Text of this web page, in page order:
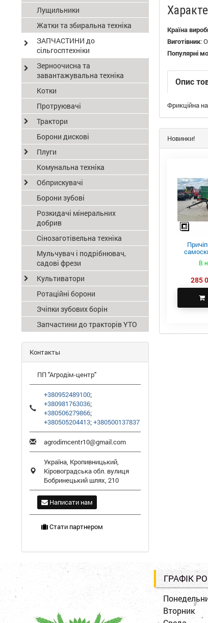
Країна
Виготівник:
Популярні
Опис
Фрикційна
Новинки!
В
285
Лущильники
Жатки та збиральна техніка
ЗАПЧАСТИНИ до
сільгосптехніки
Зерноочисна та
завантажувальна техніка
Котки
Протруювачі
Трактори
Борони дискові
Плуги
Комунальна техніка
Обприскувачі
Борони зубові
Розкидачі мінеральних
добрив
Сінозаготівельна техніка
Мульчувач і подрібнювач,
садові фрези
Культиватори
Ротаційні борони
Зчіпки зубових борін
Запчастини до тракторів YTO
Контакты
ПП "Агродім-центр"
+380952489100;
+380981763036;
+380506279866;
+380505204413;+380500137837
agrodimcentr10@gmail.com
Україна, Кропивницький,
Кіровоградська обл. вулиця
Бобринецький шлях, 210
Написати нам
Стати партнером
ГРАФІК
Вторник